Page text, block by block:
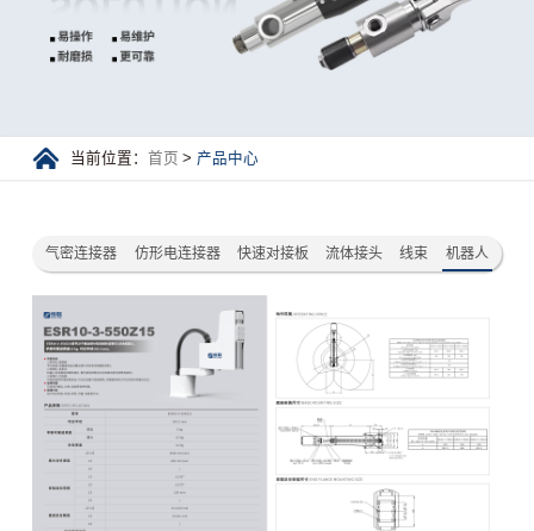
当前位置：首页 > 产品中心
气密连接器 仿形电连接器 快速对接板 流体接头 线束 机器人